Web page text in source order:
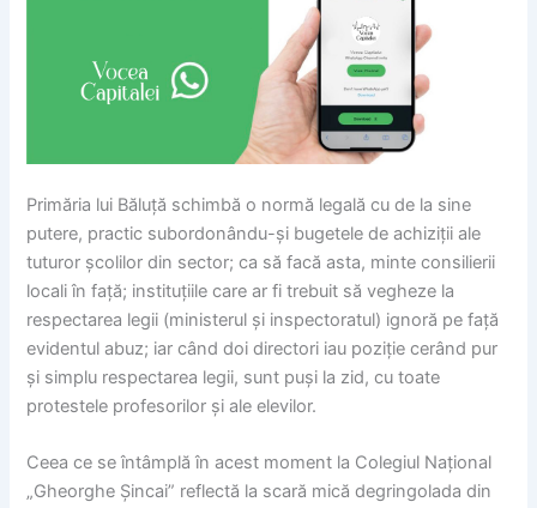
Primăria lui Băluță schimbă o normă legală cu de la sine
putere, practic subordonându-și bugetele de achiziții ale
tuturor școlilor din sector; ca să facă asta, minte consilierii
locali în față; instituțiile care ar fi trebuit să vegheze la
respectarea legii (ministerul și inspectoratul) ignoră pe față
evidentul abuz; iar când doi directori iau poziție cerând pur
și simplu respectarea legii, sunt puși la zid, cu toate
protestele profesorilor și ale elevilor.
Ceea ce se întâmplă în acest moment la Colegiul Național
„Gheorghe Șincai” reflectă la scară mică degringolada din